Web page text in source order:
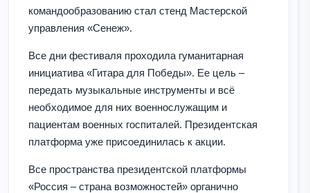
командообразованию стал стенд Мастерской
управления «Сенеж».
Все дни фестиваля проходила гуманитарная
инициатива «Гитара для Победы». Ее цель –
передать музыкальные инструменты и всё
необходимое для них военнослужащим и
пациентам военных госпиталей. Президентская
платформа уже присоединилась к акции.
Все пространства президентской платформы
«Россия – страна возможностей» органично